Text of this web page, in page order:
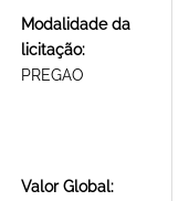
Modalidade da
licitação:
PREGAO
Valor Global: